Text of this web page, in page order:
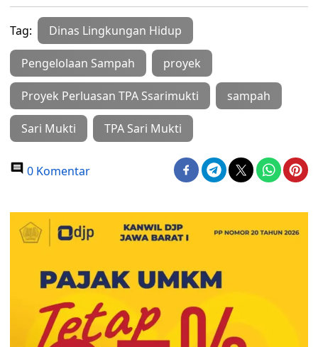
Tag: Dinas Lingkungan Hidup
Pengelolaan Sampah proyek
Proyek Perluasan TPA Ssarimukti sampah
Sari Mukti TPA Sari Mukti
0 Komentar